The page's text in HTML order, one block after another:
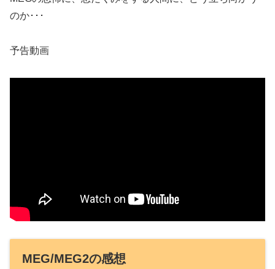
のか･･･
予告動画
MEG/MEG2の感想